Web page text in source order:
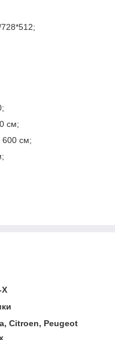
728*512;
см;
600 см;
X
Citroen, Peugeot